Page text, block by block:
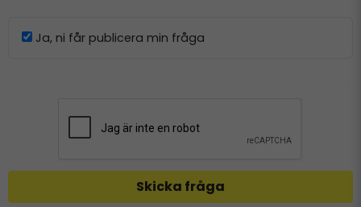
Ja, ni får publicera min fråga
Skicka fråga